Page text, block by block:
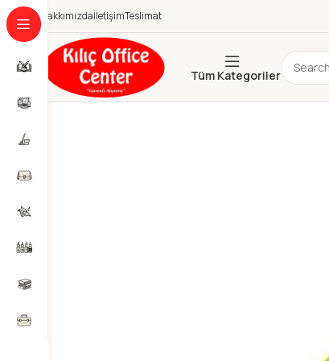
HakkımızdaİletişimTeslimat
Tüm Kategoriler